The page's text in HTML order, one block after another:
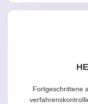
Fortgeschrittene